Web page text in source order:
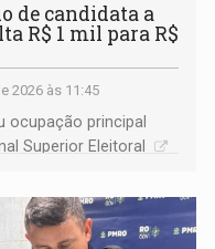
de candidata a
R$ 1 mil para R$
2026 às 11:45
ocupação principal
Superior Eleitoral